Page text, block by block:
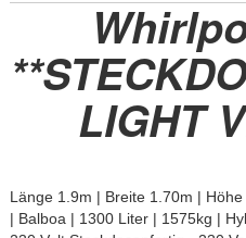
LIGHT
Länge 1.9m | Breite 1.70m |
| Balboa | 1300 Liter | 1575kg |